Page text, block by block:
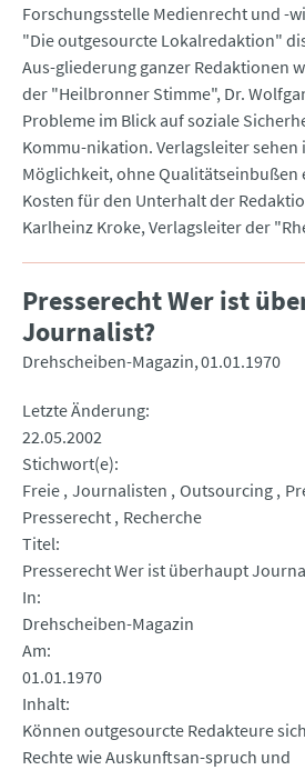
Forschungsstelle Medienrecht und -
"Die outgesourcte Lokalredaktion"
Aus-gliederung ganzer Redaktionen
der "Heilbronner Stimme", Dr.
Probleme im Blick auf soziale
Kommu-nikation. Verlagsleiter
Möglichkeit, ohne Qualitätseinbußen
Kosten für den Unterhalt der
Karlheinz Kroke, Verlagsleiter der
Presserecht Wer ist
Journalist?
Drehscheiben-Magazin 01.01.1970
Letzte Änderung
22.05.2002
Stichwort(e)
Freie Journalisten Outsourcing
Presserecht Recherche
Titel
Presserecht Wer ist überhaupt
In
Drehscheiben-Magazin
Am
01.01.1970
Inhalt
Können outgesourcte Redakteure
Rechte wie Auskunftsan-spruch und